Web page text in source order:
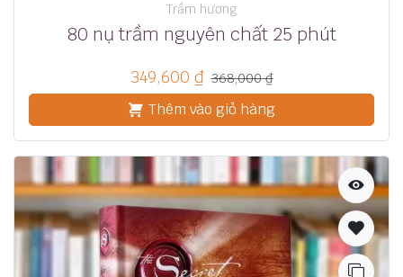
Trầm hương
80 nụ trầm nguyên chất 25 phút
349,600 ₫ 368,000₫
Thêm vào giỏ hàng